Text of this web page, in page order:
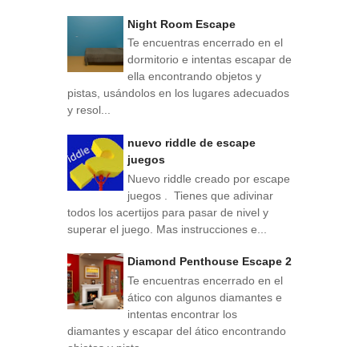
Night Room Escape
Te encuentras encerrado en el
dormitorio e intentas escapar de
ella encontrando objetos y
pistas, usándolos en los lugares adecuados
y resol...
nuevo riddle de escape
juegos
Nuevo riddle creado por escape
juegos . Tienes que adivinar
todos los acertijos para pasar de nivel y
superar el juego. Mas instrucciones e...
Diamond Penthouse Escape 2
Te encuentras encerrado en el
ático con algunos diamantes e
intentas encontrar los
diamantes y escapar del ático encontrando